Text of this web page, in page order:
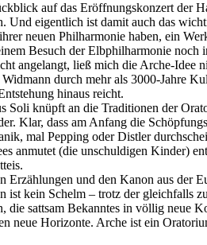
auf das Eröffnungskonzert der
eigentlich ist damit auch das
neuen Philharmonie haben, ein
Besuch der Elbphilharmonie
angelangt, ließ mich die Arche-
durch mehr als 3000-Jahre
hinaus reicht.
Soli knüpft an die Traditionen der
Klar, dass am Anfang die
mal Pepping oder Distler
anmutet (die unschuldigen Kinder)
und den Kanon aus
kein Schelm – trotz der gleichfalls
sattsam Bekanntes in völlig neue
Horizonte. Arche ist ein